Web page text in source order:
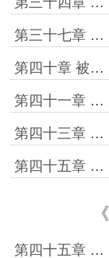
第三十七章 军民关系
第四十章 被人告了［上］
第四十一章 洋人的可敬之处［下］
第四十三章 再见了，林村
第四十五章 校长召见［上］
第四十五章 校长召见［下］